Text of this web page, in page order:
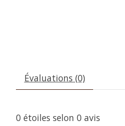
Évaluations (0)
0 étoiles selon 0 avis